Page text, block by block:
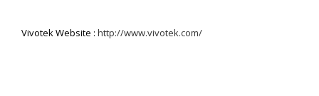
Vivotek Website : http://www.vivotek.com/